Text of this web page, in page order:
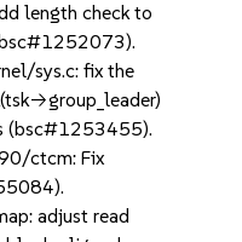
length check to
sys.c: fix the
>group_leader)
(bsc#1253455).
ctcm: Fix
adjust read